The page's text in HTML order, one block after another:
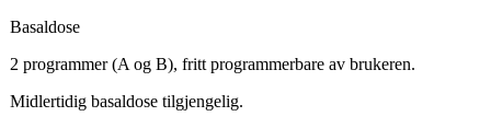
Basaldose
2 programmer (A og B), fritt programmerbare av brukeren.
Midlertidig basaldose tilgjengelig.